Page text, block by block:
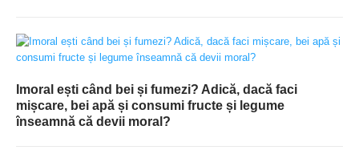
Imoral ești când bei și fumezi? Adică, dacă faci
mișcare, bei apă și consumi fructe și legume
înseamnă că devii moral?